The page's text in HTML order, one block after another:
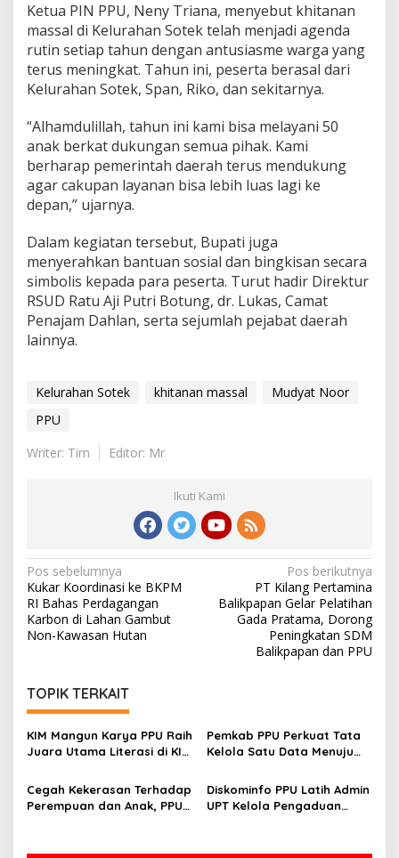
Ketua PIN PPU, Neny Triana, menyebut khitanan
massal di Kelurahan Sotek telah menjadi agenda
rutin setiap tahun dengan antusiasme warga yang
terus meningkat. Tahun ini, peserta berasal dari
Kelurahan Sotek, Span, Riko, dan sekitarnya.
“Alhamdulillah, tahun ini kami bisa melayani 50
anak berkat dukungan semua pihak. Kami
berharap pemerintah daerah terus mendukung
agar cakupan layanan bisa lebih luas lagi ke
depan,” ujarnya.
Dalam kegiatan tersebut, Bupati juga
menyerahkan bantuan sosial dan bingkisan secara
simbolis kepada para peserta. Turut hadir Direktur
RSUD Ratu Aji Putri Botung, dr. Lukas, Camat
Penajam Dahlan, serta sejumlah pejabat daerah
lainnya.
Kelurahan Sotek khitanan massal
Mudyat Noor
PPU
Writer: Tim
Editor: Mr
Ikuti Kami
Navigasi
pos
Pos sebelumnya
Kukar Koordinasi ke BKPM
RI Bahas Perdagangan
Karbon di Lahan Gambut
Non-Kawasan Hutan
Pos berikutnya
PT Kilang Pertamina
Balikpapan Gelar Pelatihan
Gada Pratama, Dorong
Peningkatan SDM
Balikpapan dan PPU
TOPIK TERKAIT
KIM Mangun Karya PPU Raih
Juara Utama Literasi di KIM
Paser ke Panggung
Nasional
Pemkab PPU Perkuat Tata
Kelola Satu Data Menuju
Terpadu
Cegah Kekerasan Terhadap
Perempuan dan Anak, PPU
Diskominfo PPU Latih Admin
UPT Kelola Pengaduan